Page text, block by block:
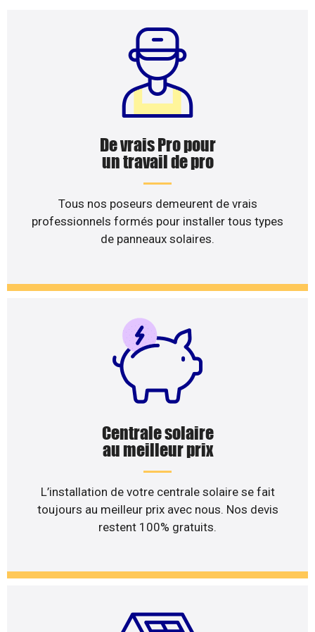
De vrais Pro pour
un travail de pro
Tous nos poseurs demeurent de vrais
professionnels formés pour installer tous types
de panneaux solaires.
Centrale solaire
au meilleur prix
L’installation de votre centrale solaire se fait
toujours au meilleur prix avec nous. Nos devis
restent 100% gratuits.